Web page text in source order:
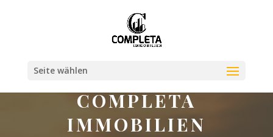
Seite wählen
COMPLETA
IMMOBILIEN